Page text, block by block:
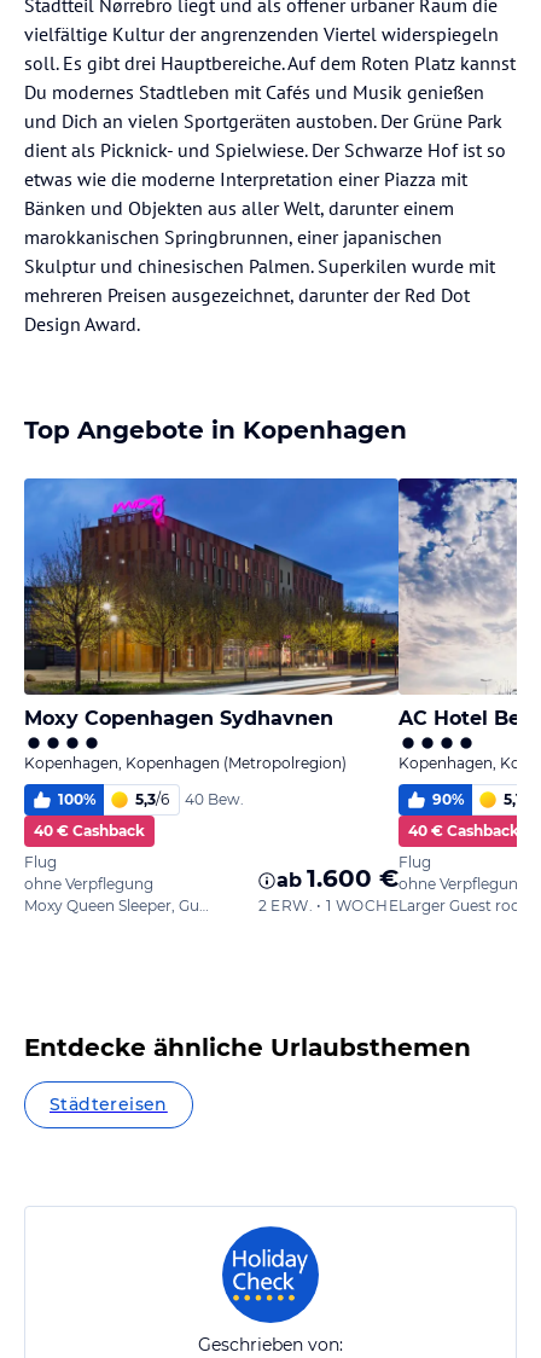
vielfältige Kultur der angrenzenden Viertel widerspiegeln
soll. Es gibt drei Hauptbereiche. Auf dem Roten Platz kannst
Du modernes Stadtleben mit Cafés und Musik genießen
und Dich an vielen Sportgeräten austoben. Der Grüne Park
dient als Picknick- und Spielwiese. Der Schwarze Hof ist so
etwas wie die moderne Interpretation einer Piazza mit
Bänken und Objekten aus aller Welt, darunter einem
marokkanischen Springbrunnen, einer japanischen
Skulptur und chinesischen Palmen. Superkilen wurde mit
mehreren Preisen ausgezeichnet, darunter der Red Dot
Design Award.
Top Angebote in Kopenhagen
Moxy Copenhagen Sydhavnen
Kopenhagen, Kopenhagen (Metropolregion)
100% 5,3/6
40 Bew.
40 € Cashback
Flug
ohne Verpflegung
ab 1.600 €
2 ERW. • 1 WOCHE
AC Hotel
Kopenhagen,
90% 5,1
40 € Cashback
Flug
ohne Verpflegung
Entdecke ähnliche Urlaubsthemen
Städtereisen
Geschrieben von: